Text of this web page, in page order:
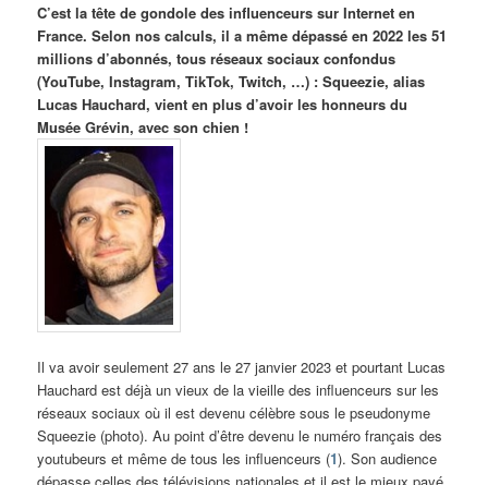
C’est la tête de gondole des influenceurs sur Internet en
France. Selon nos calculs, il a même dépassé en 2022 les 51
millions d’abonnés, tous réseaux sociaux confondus
(YouTube, Instagram, TikTok, Twitch, …) : Squeezie, alias
Lucas Hauchard, vient en plus d’avoir les honneurs du
Musée Grévin, avec son chien !
Il va avoir seulement 27 ans le 27 janvier 2023 et pourtant Lucas
Hauchard est déjà un vieux de la vieille des influenceurs sur les
réseaux sociaux où il est devenu célèbre sous le pseudonyme
Squeezie (photo). Au point d’être devenu le numéro français des
youtubeurs et même de tous les influenceurs (1). Son audience
dépasse celles des télévisions nationales et il est le mieux payé